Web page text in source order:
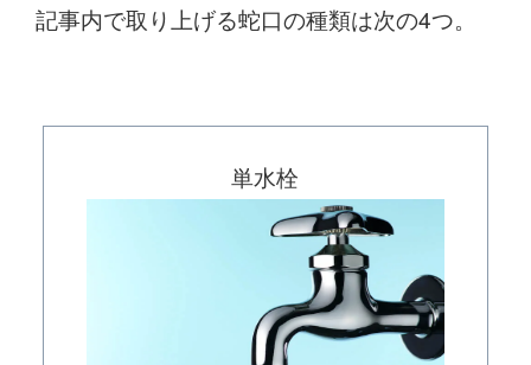
記事内で取り上げる蛇口の種類は次の4つ。
単水栓